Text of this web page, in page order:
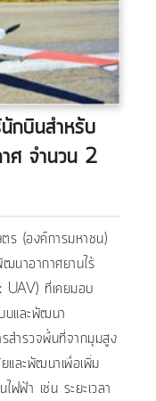
กบินสำหรับ
ศ จำนวน 2
ร (องค์การมหาชน)
นาอากาศยานไร้
ที่เคยมอบ
บและพัฒนา
รสำรวจพื้นที่จากมุมสูง
และพัฒนาเพื่อเพิ่ม
ฟ้า เช่น ระยะเวลา